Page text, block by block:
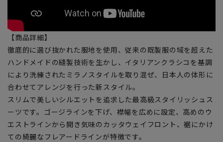
【商品詳細】
徹底的に選び抜かれた服地を使用、従来の既製服の域を超えた
ハンドメイドの縫製技術を生かし、イタリアンクラシコを基調
により洗練されたミラノスタイルを取り混ぜ、日本人の体形に
合わせてアレンジを行った新スタイル。
スリムで美しいシルエットを追求した最高級スタイリッシュス
ーツです。ゴージラインを下げ、襟幅を広めに設定、高めのウ
エストラインから開き気味のカッタウェイフロント、裾にかけ
ての綺麗なフレアードラインが特徴です。